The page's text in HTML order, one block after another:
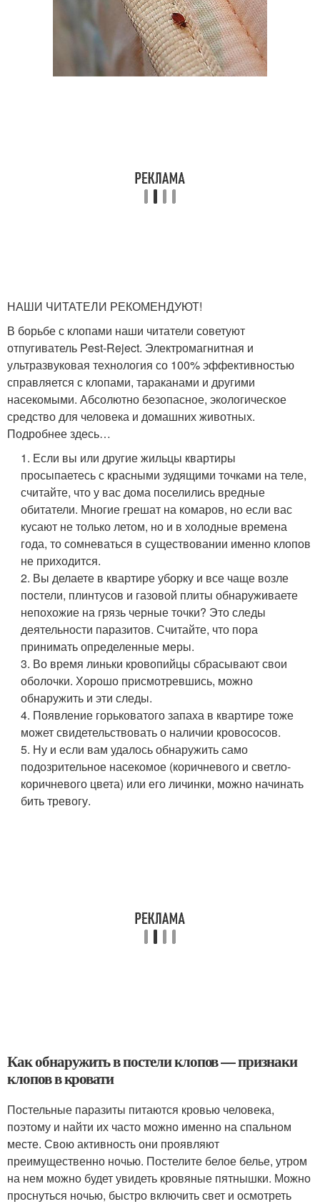
НАШИ ЧИТАТЕЛИ РЕКОМЕНДУЮТ!
В борьбе с клопами наши читатели советуют
отпугиватель Pest-Reject. Электромагнитная и
ультразвуковая технология со 100% эффективностью
справляется с клопами, тараканами и другими
насекомыми. Абсолютно безопасное, экологическое
средство для человека и домашних животных.
Подробнее здесь…
1. Если вы или другие жильцы квартиры
просыпаетесь с красными зудящими точками на теле,
считайте, что у вас дома поселились вредные
обитатели. Многие грешат на комаров, но если вас
кусают не только летом, но и в холодные времена
года, то сомневаться в существовании именно клопов
не приходится.
2. Вы делаете в квартире уборку и все чаще возле
постели, плинтусов и газовой плиты обнаруживаете
непохожие на грязь черные точки? Это следы
деятельности паразитов. Считайте, что пора
принимать определенные меры.
3. Во время линьки кровопийцы сбрасывают свои
оболочки. Хорошо присмотревшись, можно
обнаружить и эти следы.
4. Появление горьковатого запаха в квартире тоже
может свидетельствовать о наличии кровососов.
5. Ну и если вам удалось обнаружить само
подозрительное насекомое (коричневого и светло-
коричневого цвета) или его личинки, можно начинать
бить тревогу.
Как обнаружить в постели клопов — признаки
клопов в кровати
Постельные паразиты питаются кровью человека,
поэтому и найти их часто можно именно на спальном
месте. Свою активность они проявляют
преимущественно ночью. Постелите белое белье, утром
на нем можно будет увидеть кровяные пятнышки. Можно
проснуться ночью, быстро включить свет и осмотреть